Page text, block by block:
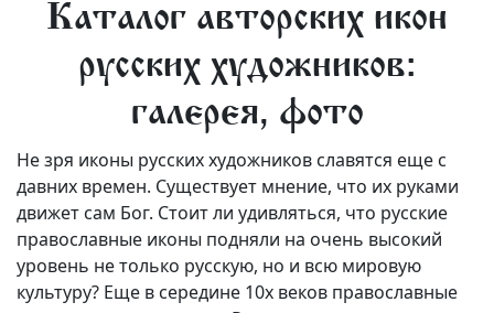
Каталог авторских икон
русских художников:
галерея, фото
Не зря иконы русских художников славятся еще с
давних времен. Существует мнение, что их руками
движет сам Бог. Стоит ли удивляться, что русские
православные иконы подняли на очень высокий
уровень не только русскую, но и всю мировую
культуру? Еще в середине 10х веков православные